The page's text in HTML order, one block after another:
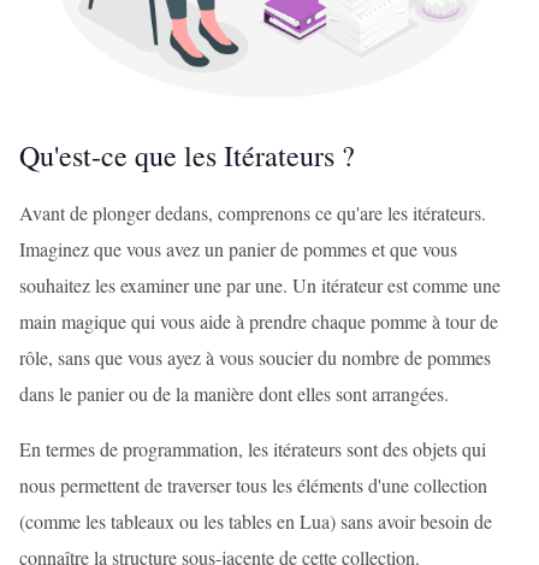
Qu'est-ce que les Itérateurs ?
Avant de plonger dedans, comprenons ce qu'are les itérateurs.
Imaginez que vous avez un panier de pommes et que vous
souhaitez les examiner une par une. Un itérateur est comme une
main magique qui vous aide à prendre chaque pomme à tour de
rôle, sans que vous ayez à vous soucier du nombre de pommes
dans le panier ou de la manière dont elles sont arrangées.
En termes de programmation, les itérateurs sont des objets qui
nous permettent de traverser tous les éléments d'une collection
(comme les tableaux ou les tables en Lua) sans avoir besoin de
connaître la structure sous-jacente de cette collection.